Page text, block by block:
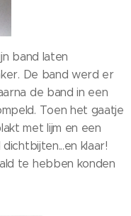
band laten
De band werd er
de band in een
Toen het gaatje
met lijm en een
klaar!
te hebben konden